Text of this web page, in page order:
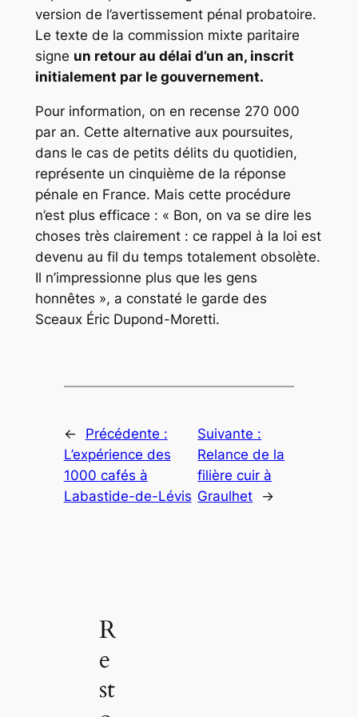
version de l’avertissement pénal probatoire.
Le texte de la commission mixte paritaire
signe un retour au délai d’un an, inscrit
initialement par le gouvernement.
Pour information, on en recense 270 000
par an. Cette alternative aux poursuites,
dans le cas de petits délits du quotidien,
représente un cinquième de la réponse
pénale en France. Mais cette procédure
n’est plus efficace : « Bon, on va se dire les
choses très clairement : ce rappel à la loi est
devenu au fil du temps totalement obsolète.
Il n’impressionne plus que les gens
honnêtes », a constaté le garde des
Sceaux Éric Dupond-Moretti.
←
Précédente :
L’expérience des
1000 cafés à
Labastide-de-Lévis
Suivante :
Relance de la
filière cuir à
Graulhet
→
R
e
st